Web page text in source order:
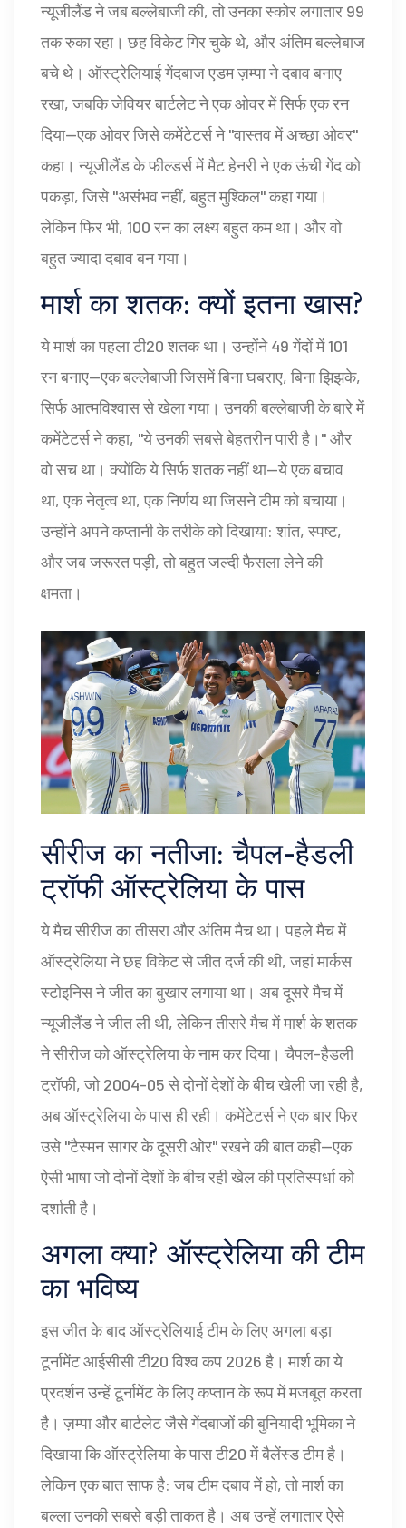
न्यूजीलैंड ने जब बल्लेबाजी की, तो उनका स्कोर लगातार 99
तक रुका रहा। छह विकेट गिर चुके थे, और अंतिम बल्लेबाज
बचे थे। ऑस्ट्रेलियाई गेंदबाजएडम ज़म्पाने दबाव बनाए
रखा, जबकिजेवियर बार्टलेटने एक ओवर में सिर्फ एक रन
दिया—एक ओवर जिसे कमेंटेटर्स ने "वास्तव में अच्छा ओवर"
कहा। न्यूजीलैंड के फील्डर्स मेंमैट हेनरीने एक ऊंची गेंद को
पकड़ा, जिसे "असंभव नहीं, बहुत मुश्किल" कहा गया।
लेकिन फिर भी, 100 रन का लक्ष्य बहुत कम था। और वो
बहुत ज्यादा दबाव बन गया।
मार्श का शतक: क्यों इतना खास?
ये मार्श का पहला टी20 शतक था। उन्होंने 49 गेंदों में 101
रन बनाए—एक बल्लेबाजी जिसमें बिना घबराए, बिना झिझके,
सिर्फ आत्मविश्वास से खेला गया। उनकी बल्लेबाजी के बारे में
कमेंटेटर्स ने कहा, "ये उनकी सबसे बेहतरीन पारी है।" और
वो सच था। क्योंकि ये सिर्फ शतक नहीं था—ये एक बचाव
था, एक नेतृत्व था, एक निर्णय था जिसने टीम को बचाया।
उन्होंने अपने कप्तानी के तरीके को दिखाया: शांत, स्पष्ट,
और जब जरूरत पड़ी, तो बहुत जल्दी फैसला लेने की
क्षमता।
सीरीज का नतीजा: चैपल-हैडली
ट्रॉफी ऑस्ट्रेलिया के पास
ये मैच सीरीज का तीसरा और अंतिम मैच था। पहले मैच में
ऑस्ट्रेलिया ने छह विकेट से जीत दर्ज की थी, जहांमार्कस
स्टोइनिसने जीत का बुखार लगाया था। अब दूसरे मैच में
न्यूजीलैंड ने जीत ली थी, लेकिन तीसरे मैच में मार्श के शतक
ने सीरीज को ऑस्ट्रेलिया के नाम कर दिया। चैपल-हैडली
ट्रॉफी, जो 2004-05 से दोनों देशों के बीच खेली जा रही है,
अब ऑस्ट्रेलिया के पास ही रही। कमेंटेटर्स ने एक बार फिर
उसे "टैस्मन सागर के दूसरी ओर" रखने की बात कही—एक
ऐसी भाषा जो दोनों देशों के बीच रही खेल की प्रतिस्पर्धा को
दर्शाती है।
अगला क्या? ऑस्ट्रेलिया की टीम
का भविष्य
इस जीत के बाद ऑस्ट्रेलियाई टीम के लिए अगला बड़ा
टूर्नामेंट आईसीसी टी20 विश्व कप 2026 है। मार्श का ये
प्रदर्शन उन्हें टूर्नामेंट के लिए कप्तान के रूप में मजबूत करता
है। ज़म्पा और बार्टलेट जैसे गेंदबाजों की बुनियादी भूमिका ने
दिखाया कि ऑस्ट्रेलिया के पास टी20 में बैलेंस्ड टीम है।
लेकिन एक बात साफ है: जब टीम दबाव में हो, तो मार्श का
बल्ला उनकी सबसे बड़ी ताकत है। अब उन्हें लगातार ऐसे